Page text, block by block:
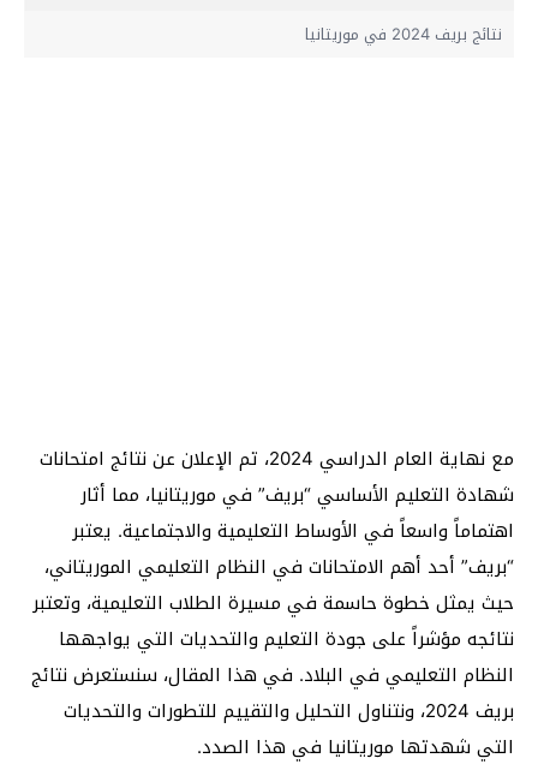
نتائج بريف 2024 في موريتانيا
مع نهاية العام الدراسي 2024، تم الإعلان عن نتائج امتحانات
شهادة التعليم الأساسي “بريف” في موريتانيا، مما أثار
اهتماماً واسعاً في الأوساط التعليمية والاجتماعية. يعتبر
“بريف” أحد أهم الامتحانات في النظام التعليمي الموريتاني،
حيث يمثل خطوة حاسمة في مسيرة الطلاب التعليمية، وتعتبر
نتائجه مؤشراً على جودة التعليم والتحديات التي يواجهها
النظام التعليمي في البلاد. في هذا المقال، سنستعرض نتائج
بريف 2024، ونتناول التحليل والتقييم للتطورات والتحديات
التي شهدتها موريتانيا في هذا الصدد.